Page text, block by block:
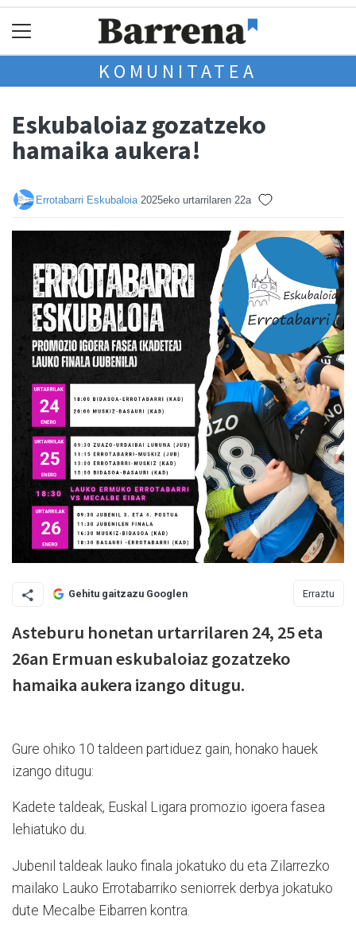
KOMUNITATEA
Eskubaloiaz gozatzeko
hamaika aukera!
Errotabarri Eskubaloia 2025eko urtarrilaren 22a
Gehitu gaitzazu Googlen Erraztu
Asteburu honetan urtarrilaren 24, 25 eta
26an Ermuan eskubaloiaz gozatzeko
hamaika aukera izango ditugu.
Gure ohiko 10 taldeen partiduez gain, honako hauek
izango ditugu:
Kadete taldeak, Euskal Ligara promozio igoera fasea
lehiatuko du.
Jubenil taldeak lauko finala jokatuko du eta Zilarrezko
mailako Lauko Errotabarriko seniorrek derbya jokatuko
dute Mecalbe Eibarren kontra.